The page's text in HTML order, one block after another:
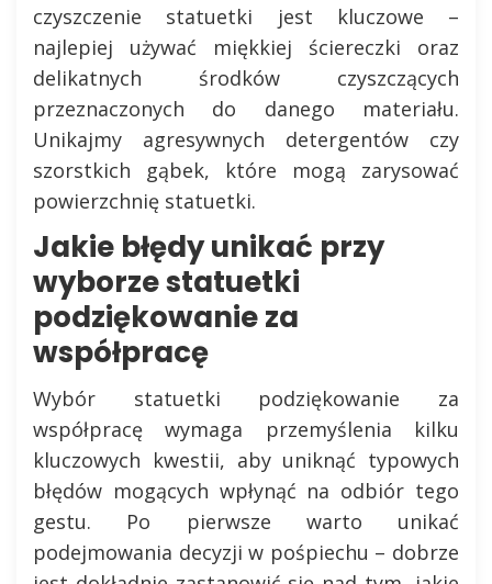
czyszczenie statuetki jest kluczowe –
najlepiej używać miękkiej ściereczki oraz
delikatnych środków czyszczących
przeznaczonych do danego materiału.
Unikajmy agresywnych detergentów czy
szorstkich gąbek, które mogą zarysować
powierzchnię statuetki.
Jakie błędy unikać przy
wyborze statuetki
podziękowanie za
współpracę
Wybór statuetki podziękowanie za
współpracę wymaga przemyślenia kilku
kluczowych kwestii, aby uniknąć typowych
błędów mogących wpłynąć na odbiór tego
gestu. Po pierwsze warto unikać
podejmowania decyzji w pośpiechu – dobrze